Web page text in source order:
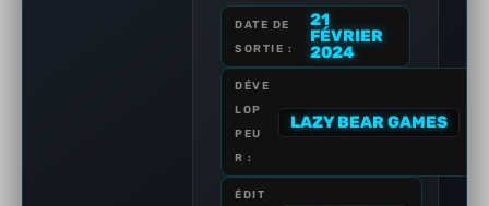
DATE DE
SORTIE :
21
FÉVRIER
2024
DÉVE
LOP
PEU
R :
LAZY BEAR GAMES
ÉDIT